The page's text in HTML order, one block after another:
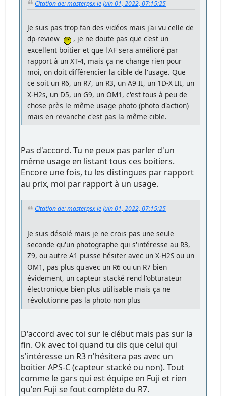
Citation de: masterpsx le Juin 01, 2022, 07:15:25
Je suis pas trop fan des vidéos mais j'ai vu celle de
dp-review
, je ne doute pas que c'est un
excellent boitier et que l'AF sera amélioré par
rapport à un XT-4, mais ça ne change rien pour
moi, on doit différencier la cible de l'usage. Que
ce soit un R6, un R7, un R3, un A9 II, un 1D-X III, un
X-H2s, un D5, un G9, un OM1, c'est tous à peu de
chose près le même usage photo (photo d'action)
mais en revanche c'est pas la même cible.
Pas d'accord. Tu ne peux pas parler d'un
même usage en listant tous ces boitiers.
Encore une fois, tu les distingues par rapport
au prix, moi par rapport à un usage.
Citation de: masterpsx le Juin 01, 2022, 07:15:25
Je suis désolé mais je ne crois pas une seule
seconde qu'un photographe qui s'intéresse au R3,
Z9, ou autre A1 puisse hésiter avec un X-H2S ou un
OM1, pas plus qu'avec un R6 ou un R7 bien
évidement, un capteur stacké rend l'obturateur
électronique bien plus utilisable mais ça ne
révolutionne pas la photo non plus
D'accord avec toi sur le début mais pas sur la
fin. Ok avec toi quand tu dis que celui qui
s'intéresse un R3 n'hésitera pas avec un
boitier APS-C (capteur stacké ou non). Tout
comme le gars qui est équipe en Fuji et rien
qu'en Fuji se fout complète du R7.